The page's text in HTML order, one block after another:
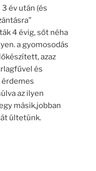
év után (és
4 évig, sőt néha
a gyomosodás
azaz
és
érdemes
az ilyen
másik,jobban
ültetünk.